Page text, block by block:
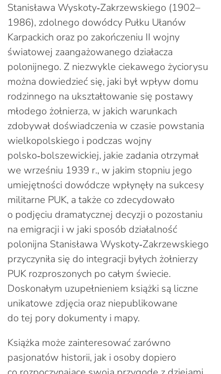
Stanisława Wyskoty‑Zakrzewskiego (1902–
1986), zdolnego dowódcy Pułku Ułanów
Karpackich oraz po zakończeniu II wojny
światowej zaangażowanego działacza
polonijnego. Z niezwykle ciekawego życiorysu
można dowiedzieć się, jaki był wpływ domu
rodzinnego na ukształtowanie się postawy
młodego żołnierza, w jakich warunkach
zdobywał doświadczenia w czasie powstania
wielkopolskiego i podczas wojny
polsko‑bolszewickiej, jakie zadania otrzymał
we wrześniu 1939 r., w jakim stopniu jego
umiejętności dowódcze wpłynęły na sukcesy
militarne PUK, a także co zdecydowało
o podjęciu dramatycznej decyzji o pozostaniu
na emigracji i w jaki sposób działalność
polonijna Stanisława Wyskoty‑Zakrzewskiego
przyczyniła się do integracji byłych żołnierzy
PUK rozproszonych po całym świecie.
Doskonałym uzupełnieniem książki są liczne
unikatowe zdjęcia oraz niepublikowane
do tej pory dokumenty i mapy.
Książka może zainteresować zarówno
pasjonatów historii, jak i osoby dopiero